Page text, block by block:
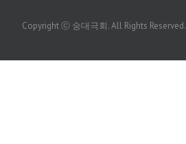
Copyright ⓒ 숭대극회. All Rights Reserved.